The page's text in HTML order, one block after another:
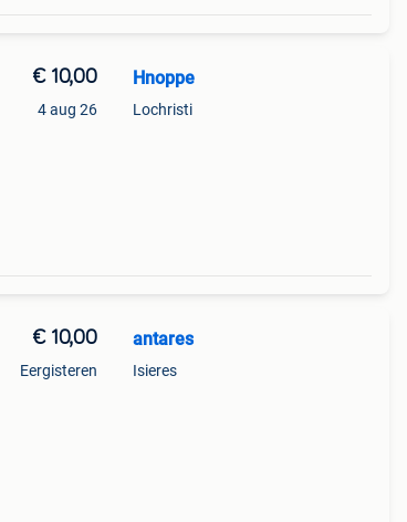
€ 10,00
4 aug 26
Hnoppe
Lochristi
€ 10,00
Eergisteren
antares
Isieres